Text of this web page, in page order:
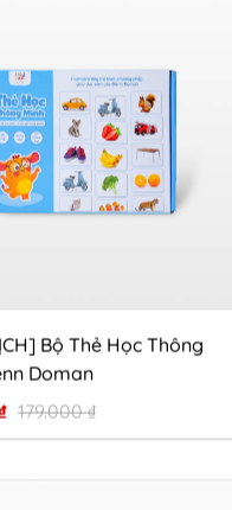
Bộ Thẻ Học Thông
Doman
179.000₫